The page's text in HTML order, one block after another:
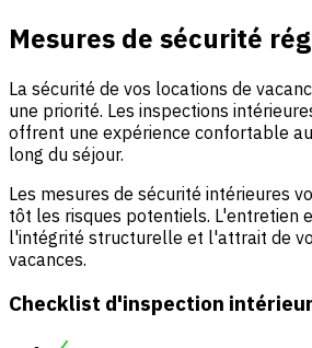
Mesures de sécurité
La sécurité de vos locations de
une priorité. Les inspections
offrent une expérience confortable
long du séjour.
Les mesures de sécurité intérieures
tôt les risques potentiels. L'entretien
l'intégrité structurelle et l'attrait de
vacances.
Checklist d'inspection